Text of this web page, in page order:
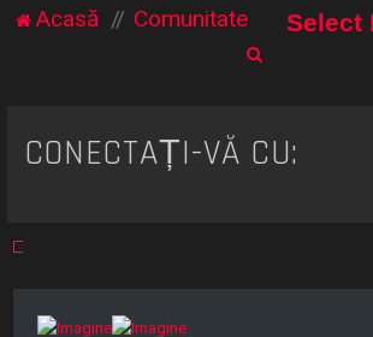
Acasă Comunitate Select
t
CONECTAȚI-VĂ CU: